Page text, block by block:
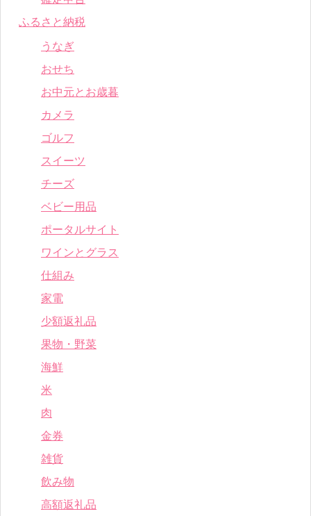
ふるさと納税
うなぎ
おせち
お中元とお歳暮
カメラ
ゴルフ
スイーツ
チーズ
ベビー用品
ポータルサイト
ワインとグラス
仕組み
家電
少額返礼品
果物・野菜
海鮮
米
肉
金券
雑貨
飲み物
高額返礼品